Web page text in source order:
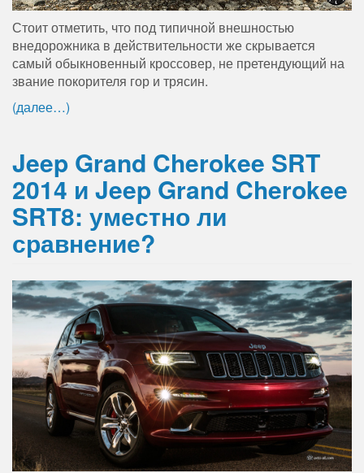
Стоит отметить, что под типичной внешностью
внедорожника в действительности же скрывается
самый обыкновенный кроссовер, не претендующий на
звание покорителя гор и трясин.
(далее…)
Jeep Grand Cherokee SRT
2014 и Jeep Grand Cherokee
SRT8: уместно ли
сравнение?